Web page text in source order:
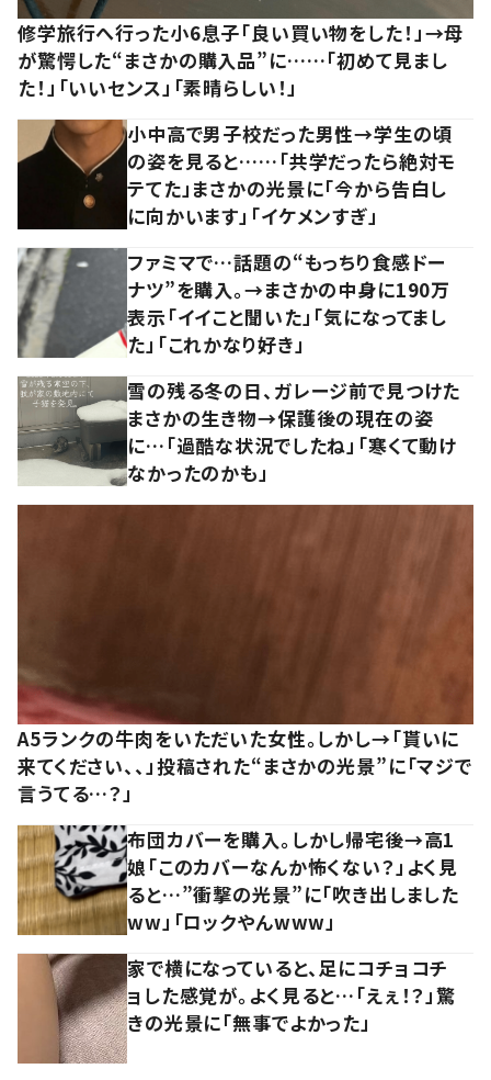
修学旅行へ行った小6息子「良い買い物をした！」→母
が驚愕した“まさかの購入品”に……「初めて見まし
た！」「いいセンス」「素晴らしい！」
小中高で男子校だった男性→学生の頃
の姿を見ると……「共学だったら絶対モ
テてた」まさかの光景に「今から告白し
に向かいます」「イケメンすぎ」
ファミマで…話題の“もっちり食感ドー
ナツ”を購入。→まさかの中身に190万
表示「イイこと聞いた」「気になってまし
た」「これかなり好き」
雪の残る冬の日、ガレージ前で見つけた
まさかの生き物→保護後の現在の姿
に…「過酷な状況でしたね」「寒くて動け
なかったのかも」
A5ランクの牛肉をいただいた女性。しかし→「貰いに
来てください、、」投稿された“まさかの光景”に「マジで
言うてる…？」
布団カバーを購入。しかし帰宅後→高1
娘「このカバーなんか怖くない？」よく見
ると…”衝撃の光景”に「吹き出しました
ww」「ロックやんwww」
家で横になっていると、足にコチョコチ
ョした感覚が。よく見ると…「えぇ！？」驚
きの光景に「無事でよかった」